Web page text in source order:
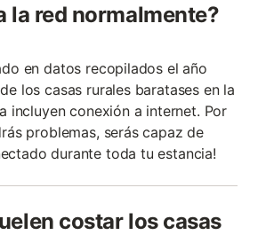
la red normalmente?
en datos recopilados el año
los casas rurales baratases en la
incluyen conexión a internet. Por
problemas, serás capaz de
durante toda tu estancia!
costar los casas